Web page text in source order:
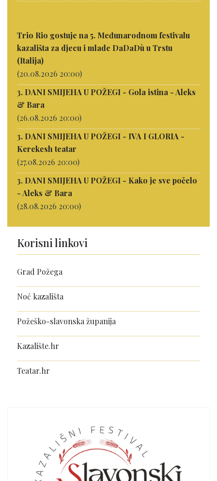
Trio Rio gostuje na 5. Međunarodnom festivalu
kazališta za djecu i mlade DaDaDù u Trstu
(Italija)
(20.08.2026 20:00)
3. DANI SMIJEHA U POŽEGI - Gola istina - Aleks
& Bara
(26.08.2026 20:00)
3. DANI SMIJEHA U POŽEGI - IVA I GLORIA -
Kerekesh teatar
(27.08.2026 20:00)
3. DANI SMIJEHA U POŽEGI - Kako je sve počelo
- Aleks & Bara
(28.08.2026 20:00)
Korisni linkovi
Grad Požega
Noć kazališta
Požeško-slavonska županija
Kazalište.hr
Teatar.hr